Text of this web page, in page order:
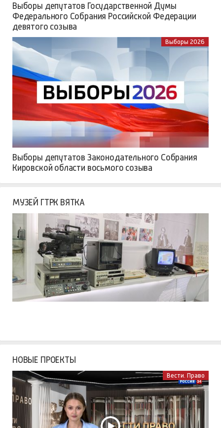
Выборы депутатов Государственной Думы
Федерального Собрания Российской Федерации
девятого созыва
Выборы 2026
Выборы депутатов Законодательного Собрания
Кировской области восьмого созыва
МУЗЕЙ ГТРК ВЯТКА
НОВЫЕ ПРОЕКТЫ
Вести. Право